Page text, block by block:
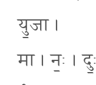
यु॒जा ।
मा । नः॒ ।